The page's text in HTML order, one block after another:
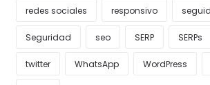
redes sociales responsivo
Seguridad seo SERP SERPs
twitter WhatsApp WordPress